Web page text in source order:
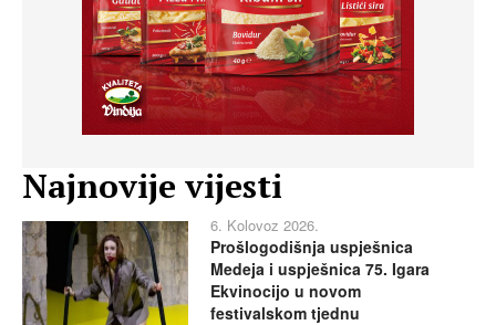
Najnovije vijesti
6. Kolovoz 2026.
Prošlogodišnja uspješnica
Medeja i uspješnica 75. Igara
Ekvinocijo u novom
festivalskom tjednu